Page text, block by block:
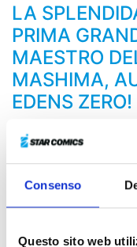
Consenso
Questo sito web
LA
PRIMA
MAESTRO
MASHIMA,
EDENS ZERO!
Seguendo le tracce
un labirinto e si
innumerevoli
l’ultima Rave!
dell’ultima prova.